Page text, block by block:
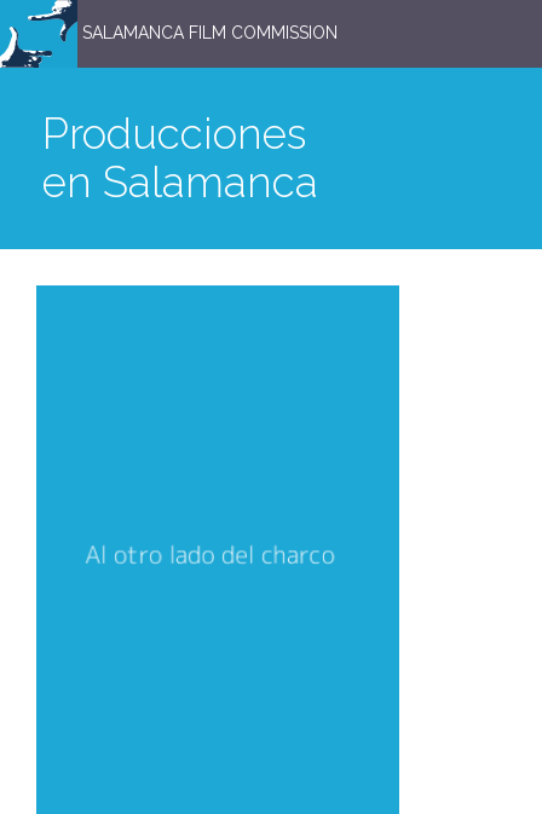
SALAMANCA FILM COMMISSION
Producciones
en Salamanca